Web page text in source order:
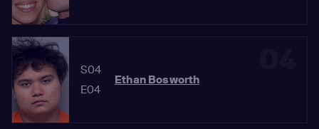
S04
E04
Ethan Bosworth